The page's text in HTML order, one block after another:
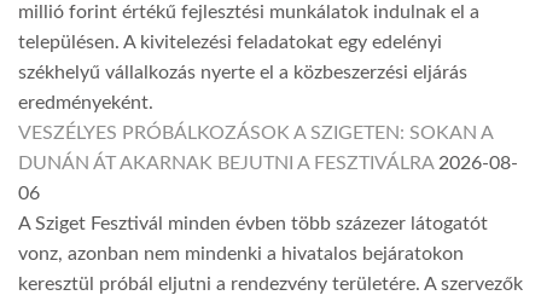
millió forint értékű fejlesztési munkálatok indulnak el a
településen. A kivitelezési feladatokat egy edelényi
székhelyű vállalkozás nyerte el a közbeszerzési eljárás
eredményeként.
VESZÉLYES PRÓBÁLKOZÁSOK A SZIGETEN: SOKAN A
DUNÁN ÁT AKARNAK BEJUTNI A FESZTIVÁLRA 2026-08-
06
A Sziget Fesztivál minden évben több százezer látogatót
vonz, azonban nem mindenki a hivatalos bejáratokon
keresztül próbál eljutni a rendezvény területére. A szervezők